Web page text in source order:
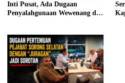
Inti Pusat, Ada Dugaan
Penyalahgunaan Wewenang dan